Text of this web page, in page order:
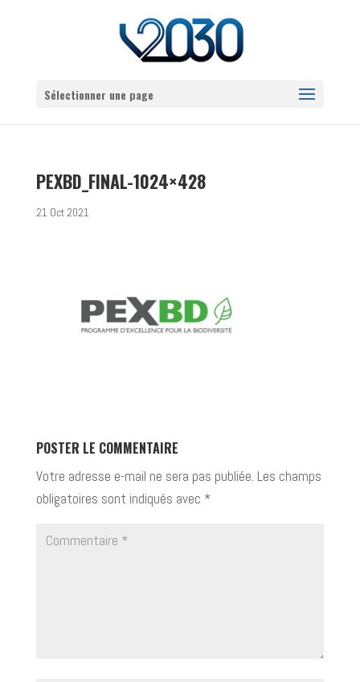
Sélectionner une page
PEXBD_FINAL-1024×428
21 Oct 2021
POSTER LE COMMENTAIRE
Votre adresse e-mail ne sera pas publiée. Les champs
obligatoires sont indiqués avec *